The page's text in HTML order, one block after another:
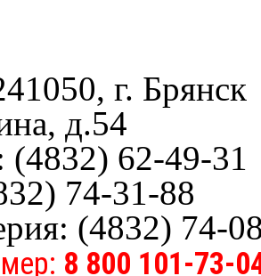
г. Брянск
д.54
(4832) 62-49-31
74-31-88
(4832) 74-
8 800 101-73-